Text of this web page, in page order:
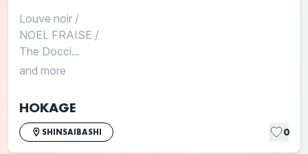
Louve noir /
NOEL FRAISE /
The Docci...
and more
HOKAGE
SHINSAIBASHI 0